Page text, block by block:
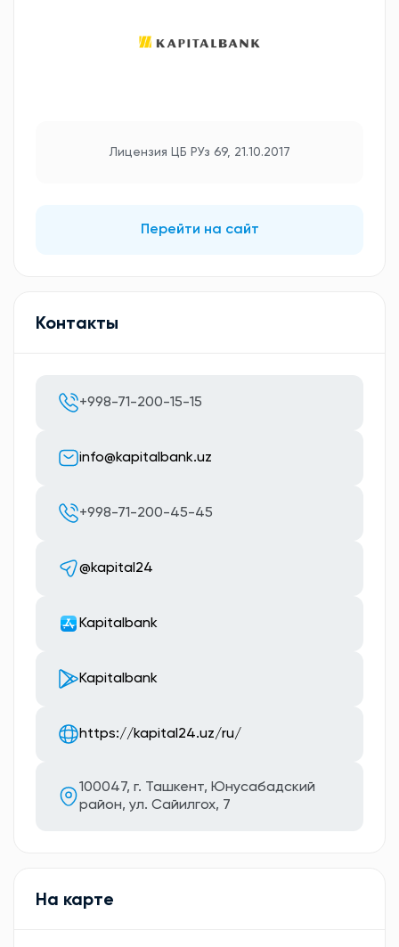
Лицензия ЦБ РУз 69, 21.10.2017
Перейти на сайт
Контакты
+998-71-200-15-15
info@kapitalbank.uz
+998-71-200-45-45
@kapital24
Kapitalbank
Kapitalbank
https://kapital24.uz/ru/
100047, г. Ташкент, Юнусабадский
район, ул. Сайилгох, 7
На карте